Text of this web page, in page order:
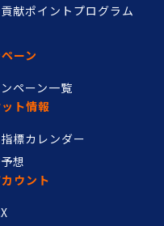
献ポイントプログラム
ーン
ペーン一覧
ト情報
標カレンダー
想
ウント